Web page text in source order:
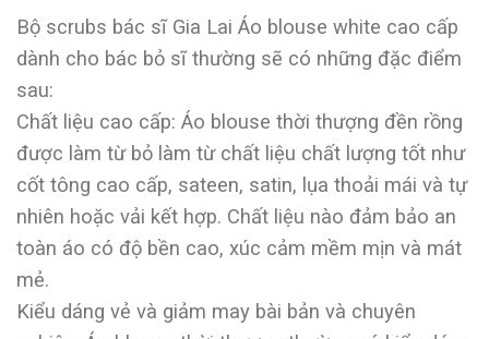
Bộ scrubs bác sĩ Gia Lai Áo blouse white cao cấp
dành cho bác bỏ sĩ thường sẽ có những đặc điểm
sau:
Chất liệu cao cấp: Áo blouse thời thượng đền rồng
được làm từ bỏ làm từ chất liệu chất lượng tốt như
cốt tông cao cấp, sateen, satin, lụa thoải mái và tự
nhiên hoặc vải kết hợp. Chất liệu nào đảm bảo an
toàn áo có độ bền cao, xúc cảm mềm mịn và mát
mẻ.
Kiểu dáng vẻ và giảm may bài bản và chuyên